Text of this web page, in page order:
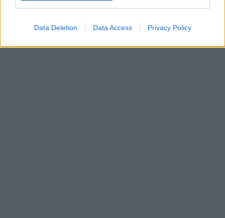
Data Deletion Data Access Privacy Policy